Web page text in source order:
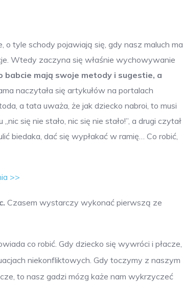
tyle schody pojawiają się, gdy nasz maluch ma
Wtedy zaczyna się właśnie wychowywanie
mają swoje metody i sugestie, a
naczytała się artykułów na portalach
a tata uważa, że jak dziecko nabroi, to musi
się nie stało, nic się nie stało!”, a drugi czytał
biedaka, dać się wypłakać w ramię… Co robić,
>>
Czasem wystarczy wykonać pierwszą ze
co robić. Gdy dziecko się wywróci i płacze,
niekonfliktowych. Gdy toczymy z naszym
to nasz gadzi mózg każe nam wykrzyczeć